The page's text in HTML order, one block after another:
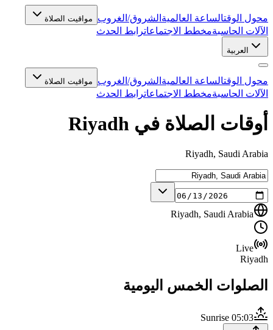
محول الوقتالساعة العالمية الشروق/الغروب مواقيت الصلاة
الآلات الحاسبةمخطط الاجتماعاترابط الحدث
العربية
محول الوقتالساعة العالمية الشروق/الغروب مواقيت الصلاة
الآلات الحاسبةمخطط الاجتماعاترابط الحدث
أوقات الصلاة في Riyadh
Riyadh, Saudi Arabia
Riyadh, Saudi Arabia
Live
Riyadh
الصلوات الخمس اليومية
Sunrise 05:03